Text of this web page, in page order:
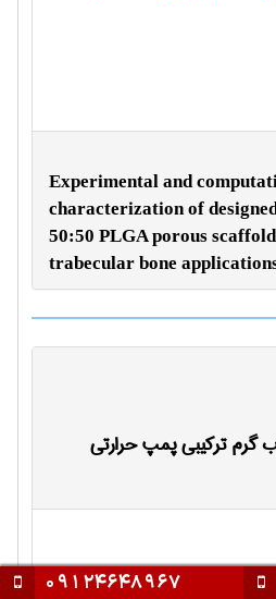
Experimental and
characterization of
50:50 PLGA porous
trabecular bone
گرم ترکیبی پمپ حرارتی
Solar
09124648967